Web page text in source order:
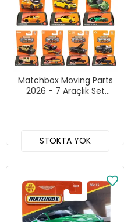
Matchbox Moving Parts
2026 - 7 Araçlık Set
STOKTA YOK